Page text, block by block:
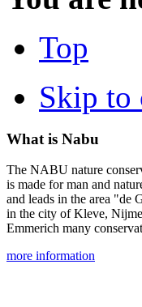
Top
Skip to
What is Nabu
The NABU nature
is made for man and
and leads in the area "de
in the city of Kleve,
Emmerich many
more information